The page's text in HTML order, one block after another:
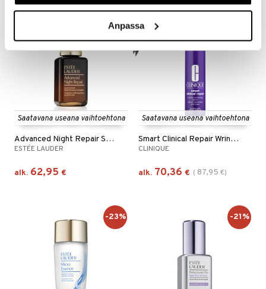
Anpassa
Saatavana useana vaihtoehtona
Advanced Night Repair Serum
ESTÉE LAUDER
alk. 62,95 €
Saatavana useana vaihtoehtona
Smart Clinical Repair Wrinkle Correcting Serum
CLINIQUE
alk. 70,36 € ( 87,95 €)
kampanja
-23% -21%